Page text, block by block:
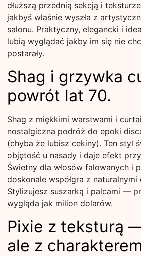
dłuższą przednią sekcją i
jakbyś właśnie wyszła z
salonu. Praktyczny, elegancki i
lubią wyglądać jakby im się nie
postarały.
Shag i grzywka
powrót lat 70.
Shag z miękkimi warstwami i
nostalgiczna podróż do epoki
(chyba że lubisz cekiny). Ten styl
objętość u nasady i daje efekt
Świetny dla włosów falowanych i
doskonale współgra z naturalnymi
Stylizujesz suszarką i palcami —
wygląda jak milion dolarów.
Pixie z teksturą
ale z charakterem